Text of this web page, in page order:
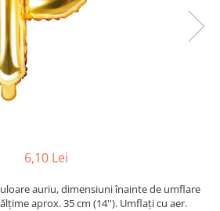
6,10 Lei
auriu, dimensiuni înainte de umflare
aprox. 35 cm (14''). Umflați cu aer.